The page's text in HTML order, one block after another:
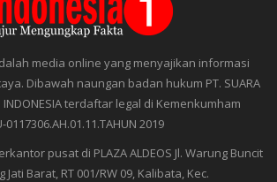
media online yang menyajikan informasi
Dibawah naungan badan hukum PT. SUARA
INDONESIA terdaftar legal di Kemenkumham
2019
pusat di PLAZA ALDEOS Jl. Warung Buncit
Jati Barat, RT 001/RW 09, Kalibata, Kec.